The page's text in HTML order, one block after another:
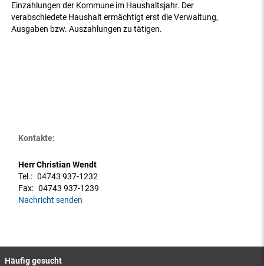
Einzahlungen der Kommune im Haushaltsjahr. Der
verabschiedete Haushalt ermächtigt erst die Verwaltung,
Ausgaben bzw. Auszahlungen zu tätigen.
Kontakte:
Herr Christian Wendt
Tel.: 04743 937-1232
Fax: 04743 937-1239
Nachricht senden
Häufig gesucht